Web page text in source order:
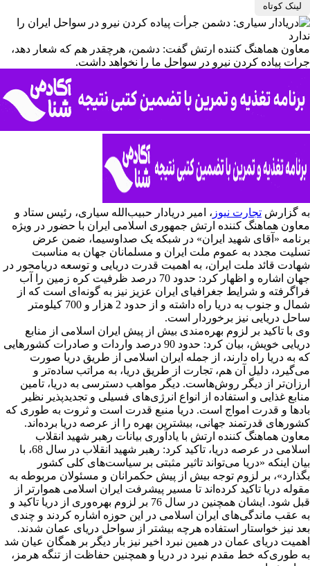
لینک کوتاه
معاون هماهنگ کننده ارتش گفت:‌ دشمن، هرچقدر هم که شعار دهد،
جرات پیاده کردن نیرو در سواحل ما را نخواهد داشت.
به گزارش تجارت نیوز ، امیر دریادار حبیب‌الله سیاری، رئیس ستاد و
معاون هماهنگ کننده ارتش جمهوری اسلامی ایران با حضور در ویژه
برنامه «آقای شهید ایران» در شبکه یک صداوسیما، ضمن عرض
تسلیت مجدد به عموم ملت ایران و مسلمانان جهان به مناسبت
شهادت قائد ملت ایران، به اهمیت قدرت دریایی و توسعه دریامحور در
جهان اشاره و اظهار کرد: حدود 70 درصد ظرفیت کره زمین را آب
فراگرفته و شرایط جغرافیای ایران عزیز نیز به گونه‌ای است که از
شمال و جنوب به دریا راه داشته و از حدود 2 هزار و 700 کیلومتر
ساحل دریایی نیز برخوردار است.
وی با تاکید بر لزوم بهره‌مندی بیش از پیش ایران اسلامی از منابع
دریایی خویش، بیان کرد: حدود 90 درصد واردات و صادرات کشورهایی
که به دریا راه دارند، از جمله ایران اسلامی از طریق دریا صورت
می‌گیرد، دلیل آن هم، تجارت از طریق دریا، به مراتب ساده‌تر و
ارزان‌تر از دیگر روش‌هاست. دیگر مواهب دسترسی به دریا، تامین
منابع غذایی و استفاده از انواع انرژی‌های فسیلی و تجدیدپذیر نظیر
بادها و قدرت امواج است. دریا منبع قدرت است و ثروت به طوری که
کشورهای قدرتمند جهانی، بیشترین بهره را از عرصه دریا برده‌اند.
معاون هماهنگ کننده ارتش با یادآوری بیانات رهبر شهید انقلاب
اسلامی در عرصه دریا، تاکید کرد: رهبر شهید انقلاب در سال 68، با
بیان اینکه «دریا می‌تواند تاثیر مثبتی بر سیاست‌های کلی کشور
بگذارد»، بر لزوم توجه بیش از پیش حکمرانان و مسئولان مربوطه به
مقوله دریا تاکید کرده‌اند تا مسیر پیشرفت ایران اسلامی هموارتر از
قبل شود. ایشان همچنین در سال 76 بر لزوم بهره‌وری از دریا تاکید و
به عقب ماندگی‌های ایران اسلامی در این حوزه اشاره کردند و چندی
بعد نیز خواستار استفاده هرچه بیشتر از سواحل دریای عمان شدند.
اهمیت دریای عمان در همین نبرد اخیر نیز بار دیگر بر همگان عیان شد
به طوری‌که خط مقدم نبرد در دریا و همچنین حفاظت از تنگه هرمز،